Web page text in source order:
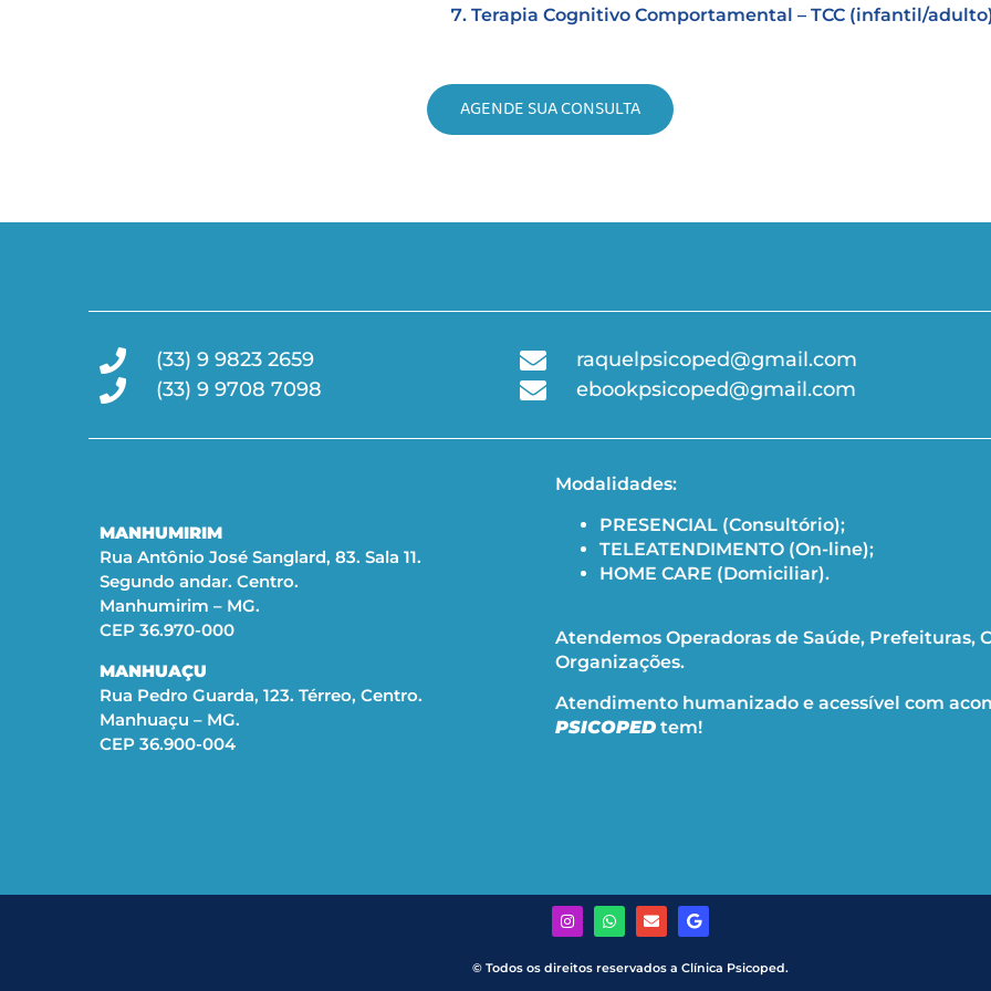
Terapia Cognitivo Comportamental – TCC (infantil/
AGENDE SUA CONSULTA
(33) 9 9823 2659
(33) 9 9708 7098
raquelpsicoped@gmail.com
ebookpsicoped@gmail.com
MANHUMIRIM
Rua Antônio José Sanglard, 83. Sala 11.
Segundo andar. Centro.
Manhumirim – MG.
CEP 36.970-000
MANHUAÇU
Rua Pedro Guarda, 123. Térreo, Centro.
Manhuaçu – MG.
CEP 36.900-004
Modalidades:
PRESENCIAL (Consultório);
TELEATENDIMENTO (On-line);
HOME CARE (Domiciliar).
Atendemos Operadoras de Saúde, Prefeituras,
Organizações.
Atendimento humanizado e acessível com
PSICOPED tem!
© Todos os direitos reservados a Clínica Psicoped.